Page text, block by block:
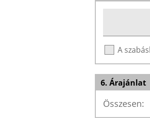
A
6. Árajánlat
Összesen: